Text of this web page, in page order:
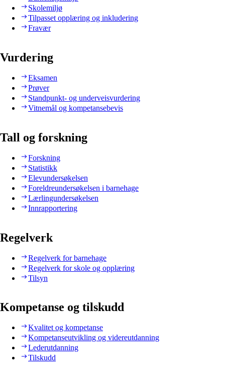
Skolemiljø
Tilpasset opplæring og inkludering
Fravær
Vurdering
Eksamen
Prøver
Standpunkt- og underveisvurdering
Vitnemål og kompetansebevis
Tall og forskning
Forskning
Statistikk
Elevundersøkelsen
Foreldreundersøkelsen i barnehage
Lærlingundersøkelsen
Innrapportering
Regelverk
Regelverk for barnehage
Regelverk for skole og opplæring
Tilsyn
Kompetanse og tilskudd
Kvalitet og kompetanse
Kompetanseutvikling og videreutdanning
Lederutdanning
Tilskudd